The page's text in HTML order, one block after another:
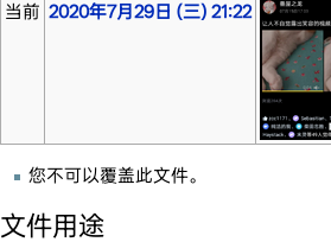
当前 2020年7月29日 (三) 21:22
您不可以覆盖此文件。
文件用途